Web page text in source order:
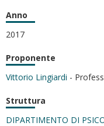
Anno
2017
Proponente
Vittorio Lingiardi -
Struttura
DIPARTIMENTO DI